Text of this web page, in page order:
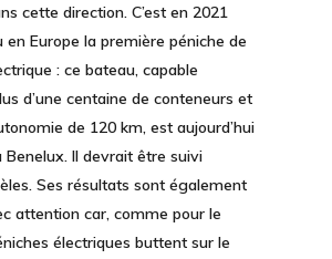
cette direction. C’est en 2021
en Europe la première péniche de
: ce bateau, capable
d’une centaine de conteneurs et
de 120 km, est aujourd’hui
Benelux. Il devrait être suivi
Ses résultats sont également
attention car, comme pour le
électriques buttent sur le